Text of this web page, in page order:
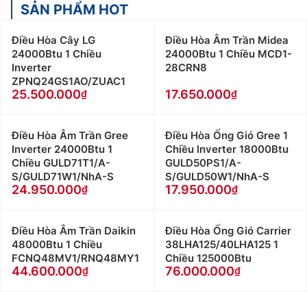
SẢN PHẨM HOT
Điều Hòa Cây LG
24000Btu 1 Chiều
Inverter
ZPNQ24GS1AO/ZUAC1
25.500.000
Điều Hòa Âm Trần Midea
24000Btu 1 Chiều MCD1-
28CRN8
17.650.000
Điều Hòa Âm Trần Gree
Inverter 24000Btu 1
Chiều GULD71T1/A-
S/GULD71W1/NhA-S
24.950.000
Điều Hòa Ống Gió Gree 1
Chiều Inverter 18000Btu
GULD50PS1/A-
S/GULD50W1/NhA-S
17.950.000
Điều Hòa Âm Trần Daikin
48000Btu 1 Chiều
FCNQ48MV1/RNQ48MY1
44.600.000
Điều Hòa Ống Gió Carrier
38LHA125/40LHA125 1
Chiều 125000Btu
76.000.000